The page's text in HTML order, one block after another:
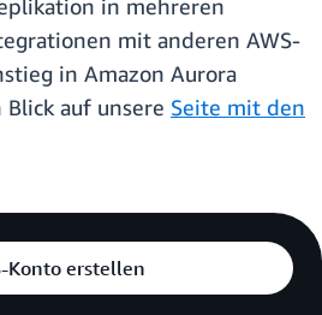
in mehreren
mit anderen AWS-
in Amazon Aurora
auf unsere Seite mit den
Konto erstellen